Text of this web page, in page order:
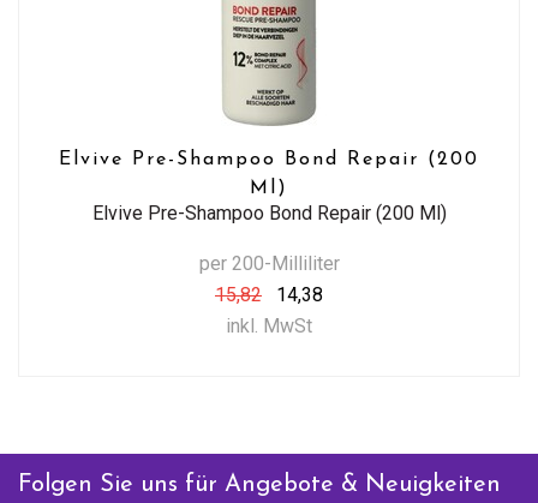
Elvive Pre-Shampoo Bond Repair (200
Ml)
Elvive Pre-Shampoo Bond Repair (200 Ml)
per 200-Milliliter
15,82
14,38
inkl. MwSt
Folgen Sie uns für Angebote & Neuigkeiten